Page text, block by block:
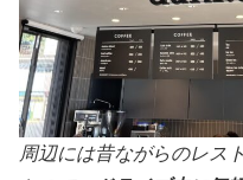
周辺には昔ながらのレス